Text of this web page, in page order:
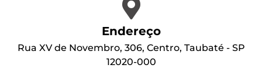
Endereço
Rua XV de Novembro, 306, Centro, Taubaté - SP
12020-000